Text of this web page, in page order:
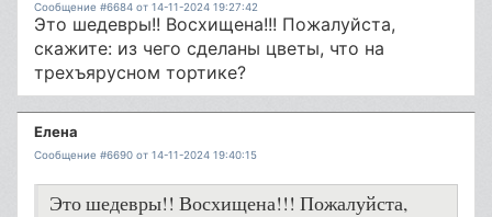
Сообщение #6684 от 14-11-2024 19:27:42
Это шедевры!! Восхищена!!! Пожалуйста,
скажите: из чего сделаны цветы, что на
трехъярусном тортике?
Елена
Сообщение #6690 от 14-11-2024 19:40:15
Это шедевры!! Восхищена!!! Пожалуйста,